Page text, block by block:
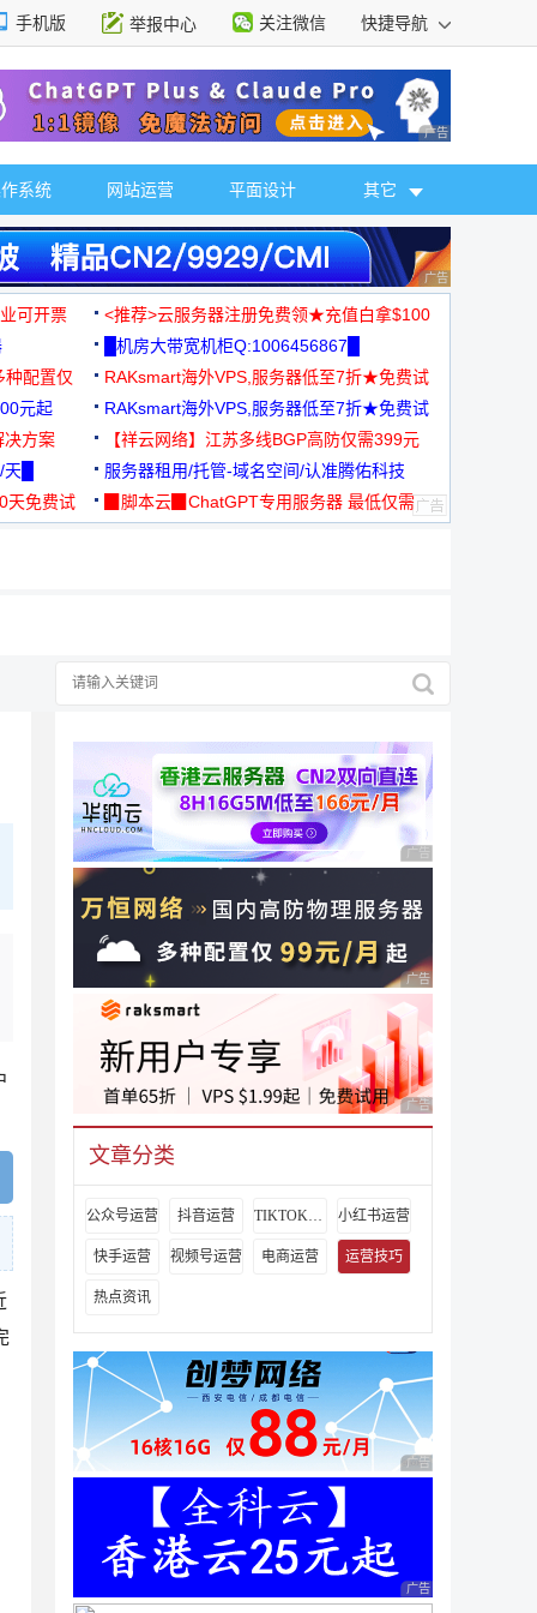
手机版 举报中心 关注微信 快捷导航
广告 商业广告，理
系统 网站运营 平面设计 其它
广告 商业广告，理
可开票
<推荐>云服务器注册免费领★充值白拿$100
█机房大带宽机柜Q:1006456867█
种配置仅
RAKsmart海外VPS,服务器低至7折★免费试
用★
元起
RAKsmart海外VPS,服务器低至7折★免费试
用★
决方案
【祥云网络】江苏多线BGP高防仅需399元
█
服务器租用/托管-域名空间/认准腾佑科技
免费试
▉脚本云▉ChatGPT专用服务器 最低仅需
广告 商业广告，理性
广告 商业广告，理性
广告 商业广告，理性
文章分类
公众号运营 抖音运营 TIKTOK运营 小红书运营
快手运营 视频号运营 电商运营 运营技巧
热点资讯
广告 商业广告，理性
广告 商业广告，理性